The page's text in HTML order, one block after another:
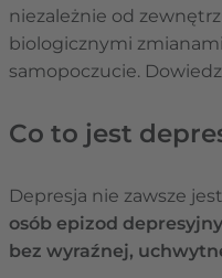
niezależnie od
biologicznymi
samopoczucie.
Co to jest
Depresja nie zawsze
osób epizod
bez wyraźnej,